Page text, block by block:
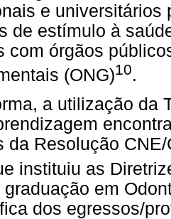
e universitários
de estímulo à
com órgãos
(ONG)10.
a utilização da
da Resolução
instituiu as
graduação em
dos egressos/